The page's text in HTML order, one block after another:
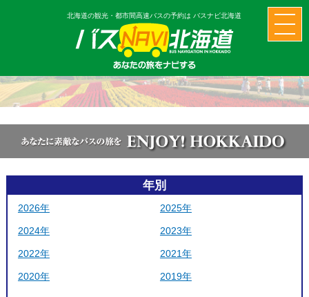
北海道の観光・都市間高速バスの予約は バスナビ北海道
年別
2026年 2025年
2024年 2023年
2022年 2021年
2020年 2019年